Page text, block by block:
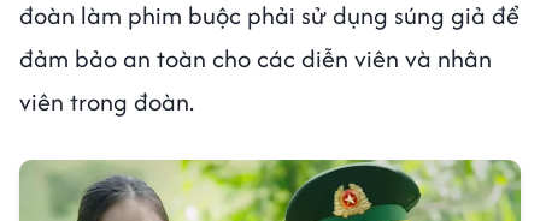
đoàn làm phim buộc phải sử dụng súng giả để
đảm bảo an toàn cho các diễn viên và nhân
viên trong đoàn.